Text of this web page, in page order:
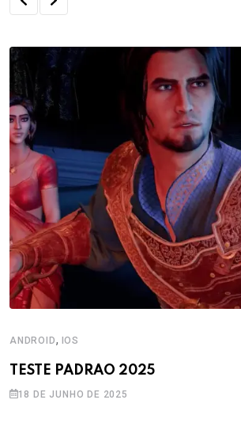
ANDROID, IOS
TESTE PADRAO 2025
18 DE JUNHO DE 2025